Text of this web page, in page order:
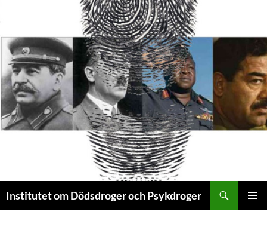
Institutet om Dödsdroger och Psykdroger